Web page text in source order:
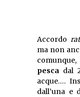
Accordo
ma non
pesca dal
acque….
dall’una e